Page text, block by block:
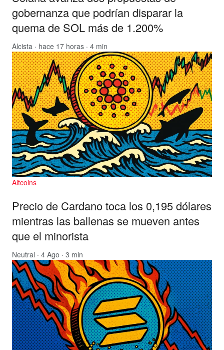
gobernanza que podrían disparar la
quema de SOL más de 1.200%
Alcista · hace 17 horas · 4 min
Altcoins
Precio de Cardano toca los 0,195 dólares
mientras las ballenas se mueven antes
que el minorista
Neutral · 4 Ago · 3 min